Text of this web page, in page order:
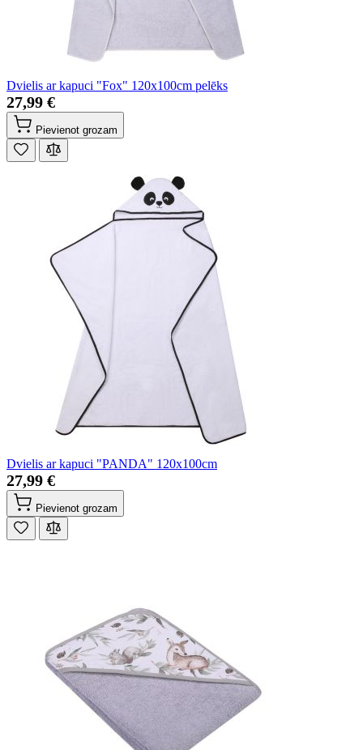
Dvielis ar kapuci "Fox" 120x100cm pelēks
27,99 €
Pievienot grozam
Dvielis ar kapuci "PANDA" 120x100cm
27,99 €
Pievienot grozam